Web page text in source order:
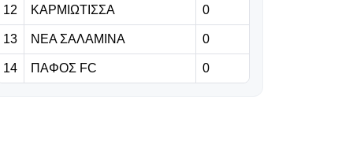
07.08.2026 | 18:11
Ο Ολυμπιακός
12 ΚΑΡΜΙΩΤΙΣΣΑ 0
13 ΝΕΑ ΣΑΛΑΜΙΝΑ 0
14 ΠΑΦΟΣ FC 0